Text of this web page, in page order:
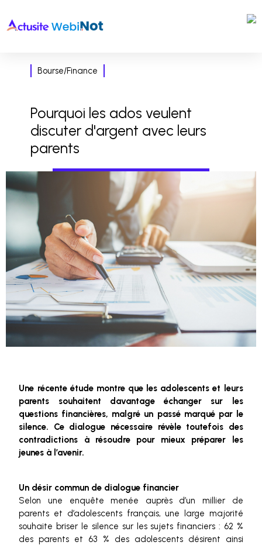
Bourse/Finance
Pourquoi les ados veulent
discuter d'argent avec leurs
parents
Une récente étude montre que les adolescents et leurs
parents souhaitent davantage échanger sur les
questions financières, malgré un passé marqué par le
silence. Ce dialogue nécessaire révèle toutefois des
contradictions à résoudre pour mieux préparer les
jeunes à l’avenir.
Un désir commun de dialogue financier
Selon une enquête menée auprès d’un millier de
parents et d’adolescents français, une large majorité
souhaite briser le silence sur les sujets financiers : 62 %
des parents et 63 % des adolescents désirent ainsi